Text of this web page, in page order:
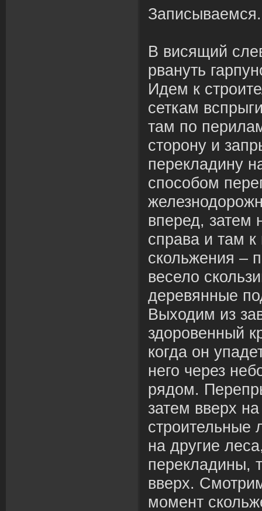
В висящий
рвануть
Идем к
сеткам
там по
сторону и
перекладину
способом
вперед, затем
справа и там
скольжения –
весело
деревянные
Выходим из
здоровенный
когда он
него через
рядом.
затем вверх
строительные
на другие
перекладины,
вверх.
момент